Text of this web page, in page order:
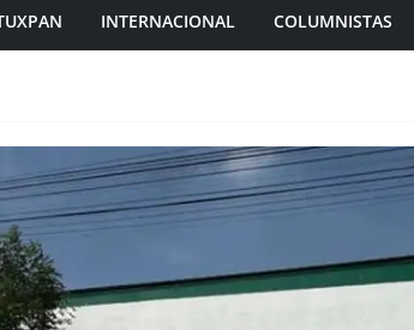
INTERNACIONAL COLUMNISTAS